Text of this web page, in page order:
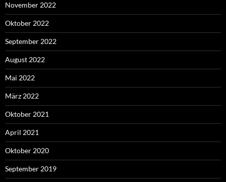
November 2022
Oktober 2022
September 2022
August 2022
Mai 2022
März 2022
Oktober 2021
April 2021
Oktober 2020
September 2019